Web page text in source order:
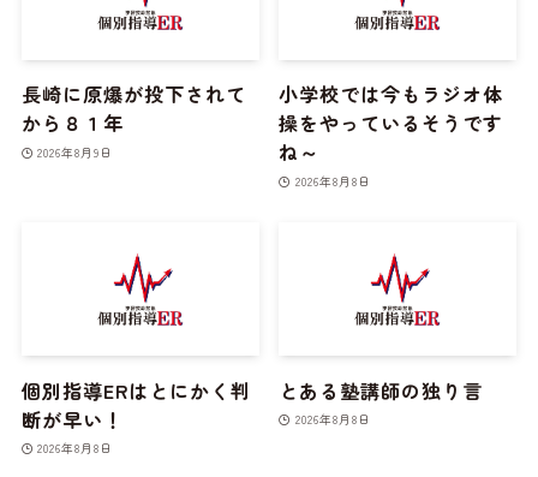
長崎に原爆が投下されて
から８１年
2026年8月9日
小学校では今もラジオ体
操をやっているそうです
ね～
2026年8月8日
個別指導ERはとにかく判
断が早い！
2026年8月8日
とある塾講師の独り言
2026年8月8日